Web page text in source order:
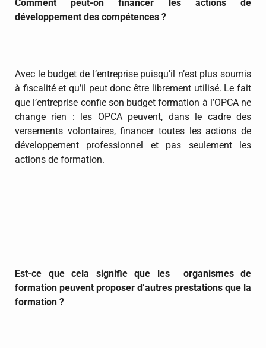
Comment peut-on financer les actions de
développement des compétences ?
Avec le budget de l’entreprise puisqu’il n’est plus soumis
à fiscalité et qu’il peut donc être librement utilisé. Le fait
que l’entreprise confie son budget formation à l’OPCA ne
change rien : les OPCA peuvent, dans le cadre des
versements volontaires, financer toutes les actions de
développement professionnel et pas seulement les
actions de formation.
Est-ce que cela signifie que les organismes de
formation peuvent proposer d’autres prestations que la
formation ?